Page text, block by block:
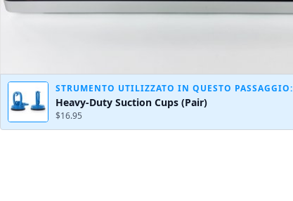
STRUMENTO UTILIZZATO IN QUESTO PASSAGGIO:
Heavy-Duty Suction Cups (Pair)
$16.95